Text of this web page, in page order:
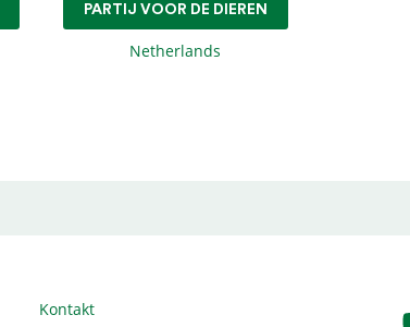
PARTIJ VOOR DE DIEREN
Netherlands
Kontakt